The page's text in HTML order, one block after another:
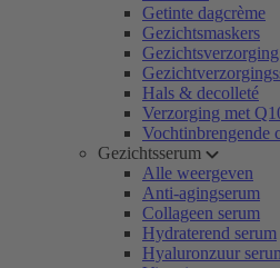
Getinte dagcrème
Gezichtsmaskers
Hals & decolleté
Verzorging met
Vochtinbrengende
Gezichtsserum
Alle weergeven
Anti-agingserum
Collageen serum
Hydraterend serum
Hyaluronzuur